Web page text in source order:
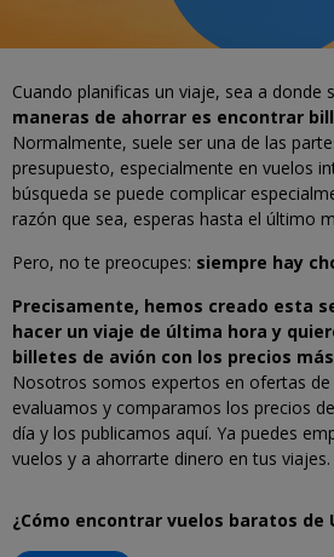
Cuando planificas un viaje, sea a donde
maneras de ahorrar es encontrar
Normalmente, suele ser una de las
presupuesto, especialmente en vuelos
búsqueda se puede complicar
razón que sea, esperas hasta el último
Pero, no te preocupes: siempre hay
Precisamente, hemos creado esta
hacer un viaje de última hora y
billetes de avión con los precios
Nosotros somos expertos en ofertas
evaluamos y comparamos los precios
día y los publicamos aquí. Ya puedes
vuelos y a ahorrarte dinero en tus viajes.
¿Cómo encontrar vuelos baratos de